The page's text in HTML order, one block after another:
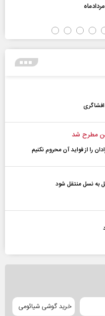
افشاگری
مطرح شد
را از فواید آن محروم نکنیم
به نسل منتقل شود
خرید گوشی شیائومی